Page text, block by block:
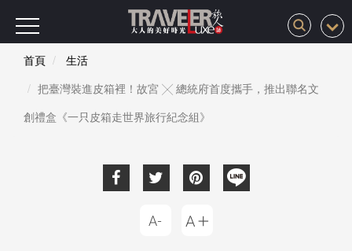
首頁
生活
把臺灣裝進皮箱裡！故宮 ╳ 總統府首度攜手，推出聯名文
創禮盒《一只皮箱走世界旅行紀念組》